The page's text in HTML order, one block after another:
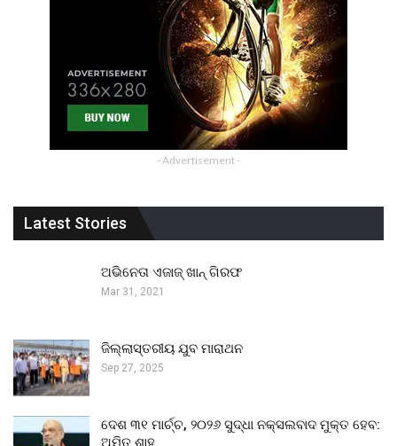
- Advertisement -
Latest Stories
ଅଭିନେତା ଏଜାଜ୍ ଖାନ୍ ଗିରଫ
Mar 31, 2021
ଜିଲ୍ଲାସ୍ତରୀୟ ଯୁବ ମାରାଥନ
Sep 27, 2025
ଦେଶ ୩୧ ମାର୍ଚ୍ଚ, ୨୦୨୬ ସୁଦ୍ଧା ନକ୍ସଲବାଦ ମୁକ୍ତ ହେବ:
ଅମିତ ଶାହ